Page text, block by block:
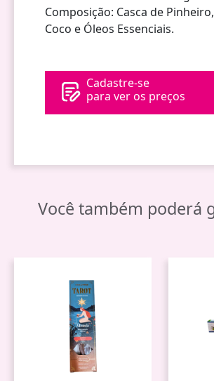
Composição: Casca de
Coco e Óleos Essenciais.
Cadastre-se
para ver os preços
Você também poderá